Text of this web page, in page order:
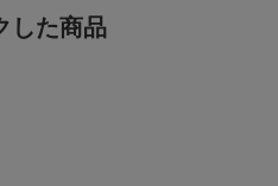
した商品